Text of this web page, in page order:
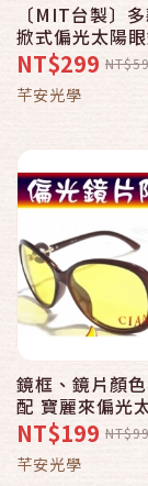
〔MIT台製〕
掀式偏光太陽
族適用，男女通
UV400，抗反射
光，登山，出國
用。
NT$299
芊安光學
鏡框、鏡片顏
配 寶麗來偏光太陽眼鏡
+UV400 抗藍光 青光眼、
黃斑部、白內障
8132
NT$199
芊安光學